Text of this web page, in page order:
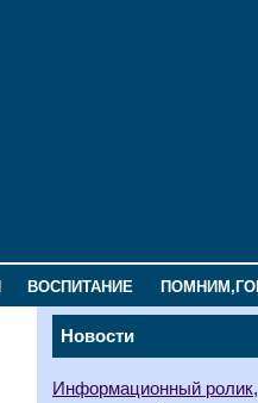
ВОСПИТАНИЕ
Новости
Информационный ролик,